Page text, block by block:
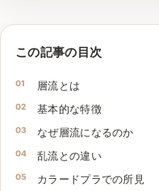
この記事の目次
層流とは
基本的な特徴
なぜ層流になるのか
乱流との違い
カラードプラでの所見